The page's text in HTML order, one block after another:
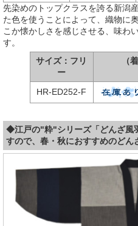
先染めのトップクラスを誇る新潟
た色を使うことによって、織物に
こか懐かしさを感じさせる、味わ
す。
サイズ：フリ
ー
（
HR-ED252-F
◆江戸の"粋"シリーズ「どんざ風
すので、春・秋におすすめのどん